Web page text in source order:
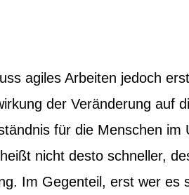
agiles Arbeiten jedoch
der Veränderung auf
für die Menschen im
nicht desto schneller,
Im Gegenteil, erst wer es